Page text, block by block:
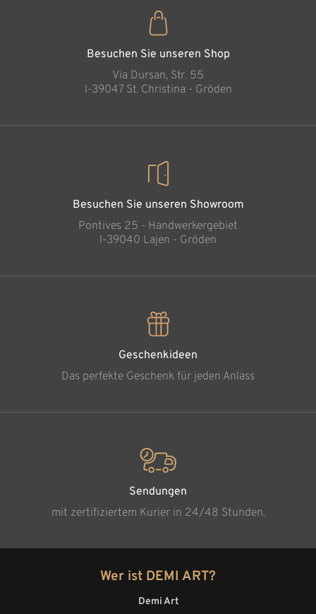
Besuchen Sie unseren Shop
Via Dursan, Str. 55
l-39047 St. Christina - Gröden
Besuchen Sie unseren Showroom
Pontives 25 - Handwerkergebiet
l-39040 Lajen - Gröden
Geschenkideen
Das perfekte Geschenk für jeden Anlass
Sendungen
mit zertifiziertem Kurier in 24/48 Stunden.
Wer ist DEMI ART?
Demi Art